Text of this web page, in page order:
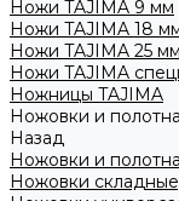
Ножи TAJIMA 9 мм
Ножи TAJIMA 18
Ножи TAJIMA 25 мм
Ножи TAJIMA
Ножницы TAJIMA
Ножовки и
Назад
Ножовки и
Ножовки